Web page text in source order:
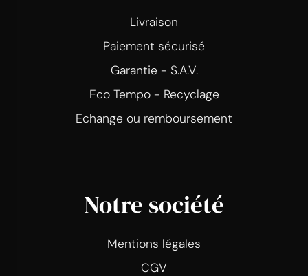
Livraison
Paiement sécurisé
Garantie - S.A.V.
Eco Tempo - Recyclage
Echange ou remboursement
Notre société
Mentions légales
CGV